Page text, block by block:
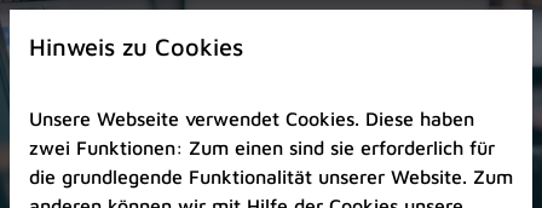
Zur
Startseite
Zum
Seitenanfang
springen
Hinweis zu Cookies
Unsere Webseite verwendet Cookies. Diese haben
zwei Funktionen: Zum einen sind sie erforderlich für
die grundlegende Funktionalität unserer Website. Zum